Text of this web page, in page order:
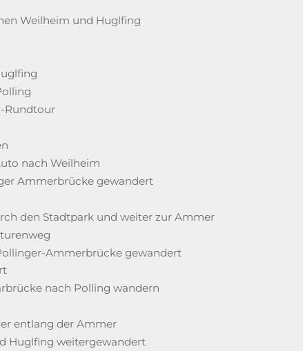
Weilheim und Huglfing
Rundtour
nach Weilheim
Ammerbrücke gewandert
den Stadtpark und weiter zur Ammer
Ammerbrücke gewandert
nach Polling wandern
entlang der Ammer
Huglfing weitergewandert